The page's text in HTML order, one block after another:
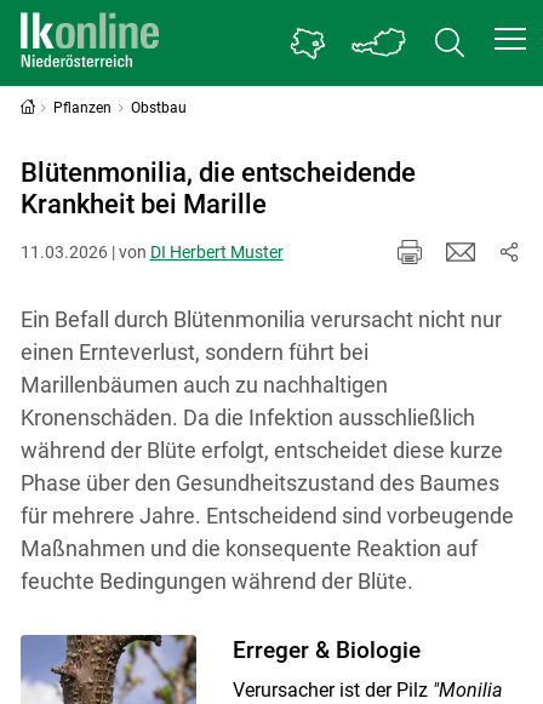
Pflanzen Obstbau
Blütenmonilia, die entscheidende
Krankheit bei Marille
11.03.2026 | von DI Herbert Muster
Ein Befall durch Blütenmonilia verursacht nicht nur
einen Ernteverlust, sondern führt bei
Marillenbäumen auch zu nachhaltigen
Kronenschäden. Da die Infektion ausschließlich
während der Blüte erfolgt, entscheidet diese kurze
Phase über den Gesundheitszustand des Baumes
für mehrere Jahre. Entscheidend sind vorbeugende
Maßnahmen und die konsequente Reaktion auf
feuchte Bedingungen während der Blüte.
Erreger & Biologie
Verursacher ist der Pilz "Monilia